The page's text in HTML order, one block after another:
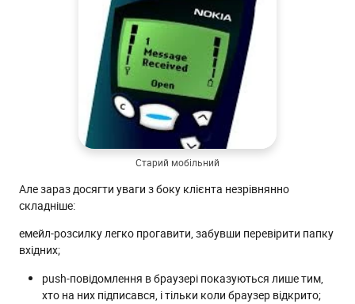
Старий мобільний
Але зараз досягти уваги з боку клієнта незрівнянно
складніше:
емейл-розсилку легко прогавити, забувши перевірити папку
вхідних;
push-повідомлення в браузері показуються лише тим,
хто на них підписався, і тільки коли браузер відкрито;